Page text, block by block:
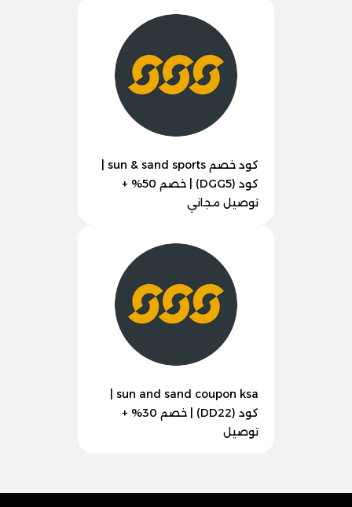
كود (DGG5) | خصم 50% +
توصيل مجاني
كود (DD22) | خصم 30% +
توصيل